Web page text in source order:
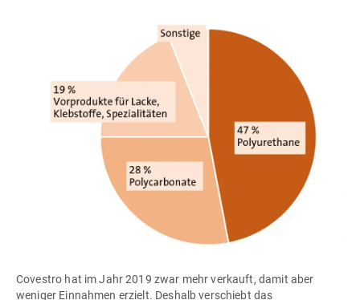
Covestro hat im Jahr 2019 zwar mehr verkauft, damit aber
weniger Einnahmen erzielt. Deshalb verschiebt das